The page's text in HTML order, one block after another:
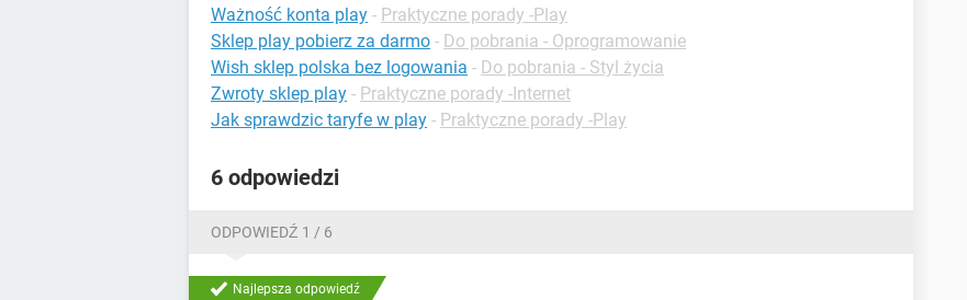
Ważność konta play - Praktyczne porady -Play
Sklep play pobierz za darmo - Do pobrania - Oprogramowanie
Wish sklep polska bez logowania - Do pobrania - Styl życia
Zwroty sklep play - Praktyczne porady -Internet
Jak sprawdzic taryfe w play - Praktyczne porady -Play
6 odpowiedzi
ODPOWIEDŹ 1 / 6
Najlepsza odpowiedź